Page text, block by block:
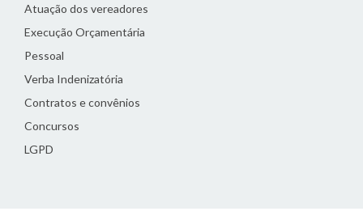
Atuação dos vereadores
Execução Orçamentária
Pessoal
Verba Indenizatória
Contratos e convênios
Concursos
LGPD